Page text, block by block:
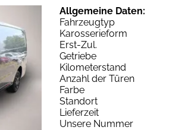
Allgemeine Daten:
Fahrzeugtyp
Karosserieform
Erst-Zul.
Getriebe
Kilometerstand
Anzahl der Türen
Farbe
Standort
Lieferzeit
Unsere Nummer